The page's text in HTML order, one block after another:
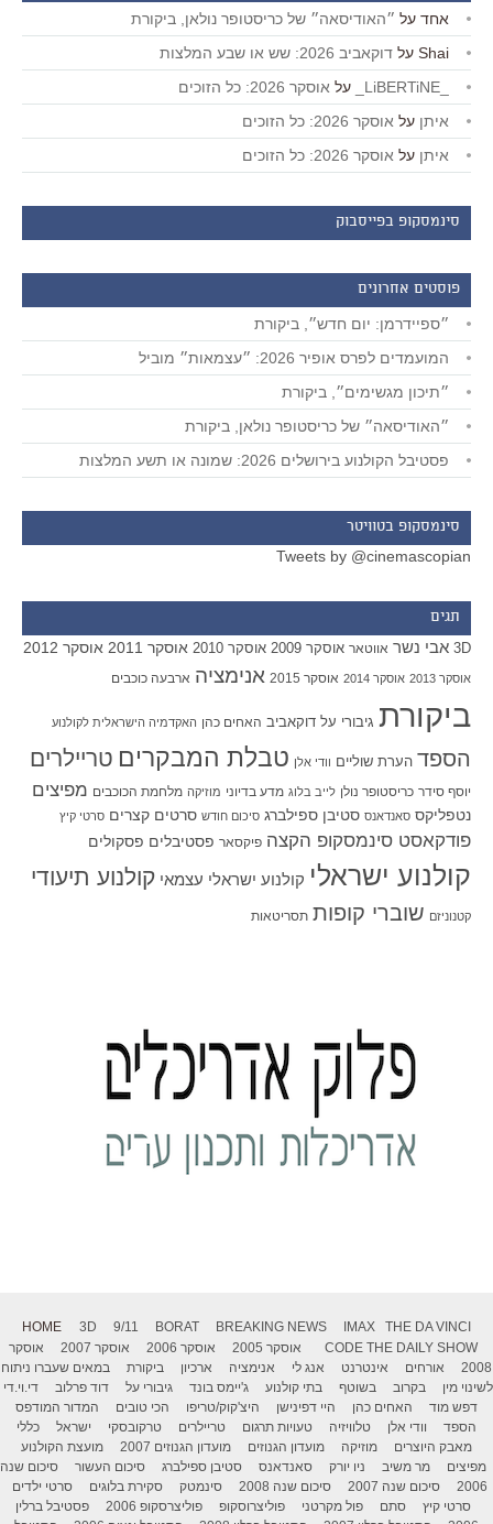
אחד על ״האודיסאה״ של כריסטופר נולאן, ביקורת
Shai על דוקאביב 2026: שש או שבע המלצות
על אוסקר 2026: כל הזוכים
איתן על אוסקר 2026: כל הזוכים
איתן על אוסקר 2026: כל הזוכים
סינמסקופ בפייסבוק
פוסטים אחרונים
״ספיידרמן: יום חדש״, ביקורת
המועמדים לפרס אופיר 2026: ״עצמאות״ מוביל
״תיכון מגשימים״, ביקורת
״האודיסאה״ של כריסטופר נולאן, ביקורת
פסטיבל הקולנוע בירושלים 2026: שמונה או תשע המלצות
סינמסקופ בטוויטר
Tweets by @cinemascopian
תגים
3D אבי נשר אווטאר אוסקר 2009 אוסקר 2010 אוסקר 2011 אוסקר 2012
אוסקר 2013 אוסקר 2014 אוסקר 2015 אנימציה ארבעה כוכבים
ביקורת גיבורי על דוקאביב האחים כהן האקדמיה הישראלית לקולנוע
הספד הערת שוליים וודי אלן טבלת המבקרים טריילרים
יוסף סידר כריסטופר נולן לייב בלוג מדע בדיוני מוזיקה מלחמת הכוכבים מפיצים
נטפליקס סאנדאנס סטיבן ספילברג סיכום חודש סרטים קצרים סרטי קיץ
פודקאסט סינמסקופ הקצה פיקסאר פסטיבלים פסקולים
קולנוע ישראלי קולנוע ישראלי עצמאי קולנוע תיעודי
קטנוניזם שוברי קופות תסריטאות
HOME 3D 9/11 BORAT BREAKING NEWS IMAX
THE DA VINCI
CODE THE DAILY SHOW אוסקר 2005 אוסקר 2006 אוסקר 2007
אוסקר
2008
אורחים אינטרנט אנג לי אנימציה ארכיון ביקורת
במאים שעברו ניתוח
לשינוי מין
בקרוב בשוטף בתי קולנוע ג'יימס בונד גיבורי על דוד פרלוב
די.וי.די
דפש מוד
האחים כהן היי דפינישן היצ'קוק/טריפו הכי טובים
המדור המודפס
הספד
וודי אלן טלוויזיה טעויות תרגום טריילרים טרקובסקי ישראל
כללי
מאבק היוצרים
מוזיקה מועדון הגנוזים מועדון הגנוזים 2007
מועצת הקולנוע
מפיצים
מר משיב ניו יורק סאנדאנס סטיבן ספילברג סיכום העשור
סיכום שנה
2006
סיכום שנה 2007 סיכום שנה 2008 סינמטק סקירת בלוגים
סרטי ילדים
סרטי קיץ
סתם פול מקרטני פוליצרוסקופ פוליצרסקופ 2006
פסטיבל ברלין